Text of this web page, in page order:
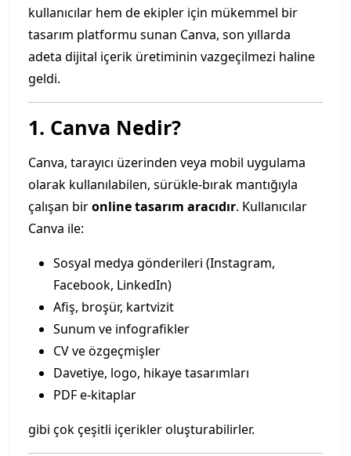
kullanıcılar hem de ekipler için mükemmel bir
tasarım platformu sunan Canva, son yıllarda
adeta dijital içerik üretiminin vazgeçilmezi haline
geldi.
1. Canva Nedir?
Canva, tarayıcı üzerinden veya mobil uygulama
olarak kullanılabilen, sürükle-bırak mantığıyla
çalışan bironline tasarım aracıdır. Kullanıcılar
Canva ile:
Sosyal medya gönderileri (Instagram,
Facebook, LinkedIn)
Afiş, broşür, kartvizit
Sunum ve infografikler
CV ve özgeçmişler
Davetiye, logo, hikaye tasarımları
PDF e-kitaplar
gibi çok çeşitli içerikler oluşturabilirler.